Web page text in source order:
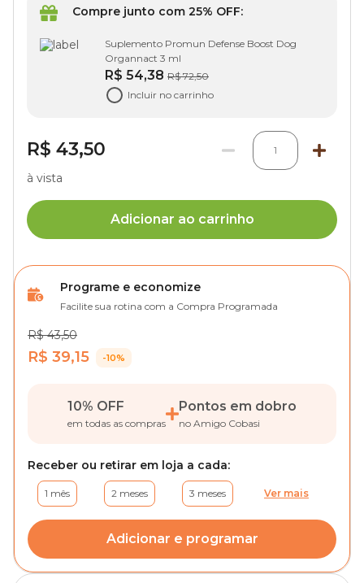
Compre junto com 25% OFF:
Suplemento Promun Defense Boost Dog
Organnact 3 ml
R$ 54,38 R$ 72,50
Incluir no carrinho
R$ 43,50 1
à vista
Adicionar ao carrinho
Programe e economize
Facilite sua rotina com a Compra Programada
R$ 43,50
R$ 39,15 -10%
10% OFF
em todas as compras
Pontos em dobro
no Amigo Cobasi
Receber ou retirar em loja a cada:
1 mês 2 meses 3 meses Ver mais
Adicionar e programar